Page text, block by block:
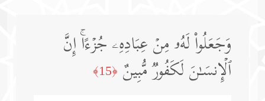
وَجَعَلُوا۟ لَهُۥ مِنۡ عِبَادِهِۦ جُزۡءًاۚ إِنَّ
ٱلۡإِنسَـٰنَ لَكَفُورࣱ مُّبِینٌ ﴿15﴾